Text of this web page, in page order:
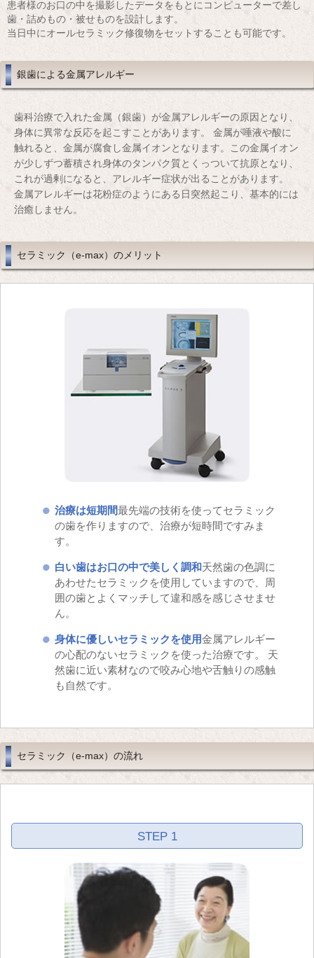
患者様のお口の中を撮影したデータをもとにコンピューターで差し
歯・詰めもの・被せものを設計します。
当日中にオールセラミック修復物をセットすることも可能です。
銀歯による金属アレルギー
歯科治療で入れた金属（銀歯）が金属アレルギーの原因となり、
身体に異常な反応を起こすことがあります。 金属が唾液や酸に
触れると、金属が腐食し金属イオンとなります。この金属イオン
が少しずつ蓄積され身体のタンパク質とくっついて抗原となり、
これが過剰になると、アレルギー症状が出ることがあります。
金属アレルギーは花粉症のようにある日突然起こり、基本的には
治癒しません。
セラミック（e-max）のメリット
治療は短期間最先端の技術を使ってセラミック
の歯を作りますので、治療が短時間ですみま
す。
白い歯はお口の中で美しく調和天然歯の色調に
あわせたセラミックを使用していますので、周
囲の歯とよくマッチして違和感を感じさせませ
ん。
身体に優しいセラミックを使用金属アレルギー
の心配のないセラミックを使った治療です。 天
然歯に近い素材なので咬み心地や舌触りの感触
も自然です。
セラミック（e-max）の流れ
STEP 1